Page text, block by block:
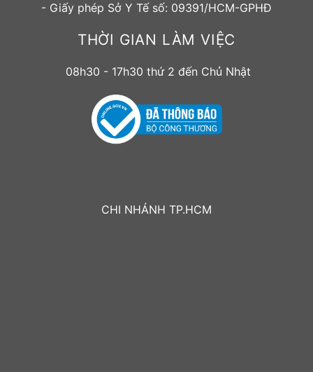
- Giấy phép Sở Y Tế số: 09391/HCM-GPHĐ
THỜI GIAN LÀM VIỆC
08h30 - 17h30 thứ 2 đến Chủ Nhật
CHI NHÁNH TP.HCM